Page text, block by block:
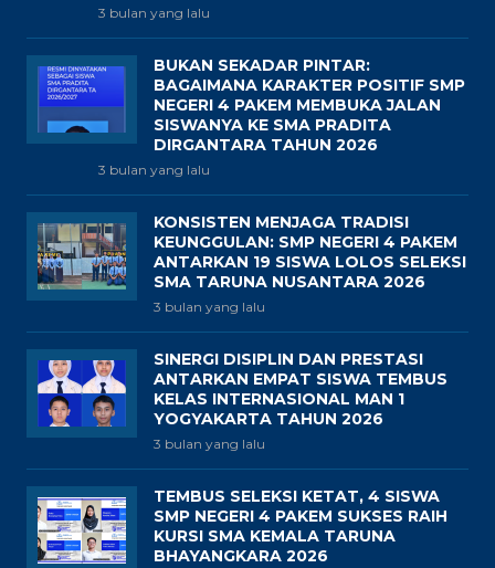
3 bulan yang lalu
BUKAN SEKADAR PINTAR:
BAGAIMANA KARAKTER POSITIF SMP
NEGERI 4 PAKEM MEMBUKA JALAN
SISWANYA KE SMA PRADITA
DIRGANTARA TAHUN 2026
3 bulan yang lalu
KONSISTEN MENJAGA TRADISI
KEUNGGULAN: SMP NEGERI 4 PAKEM
ANTARKAN 19 SISWA LOLOS SELEKSI
SMA TARUNA NUSANTARA 2026
3 bulan yang lalu
SINERGI DISIPLIN DAN PRESTASI
ANTARKAN EMPAT SISWA TEMBUS
KELAS INTERNASIONAL MAN 1
YOGYAKARTA TAHUN 2026
3 bulan yang lalu
TEMBUS SELEKSI KETAT, 4 SISWA
SMP NEGERI 4 PAKEM SUKSES RAIH
KURSI SMA KEMALA TARUNA
BHAYANGKARA 2026